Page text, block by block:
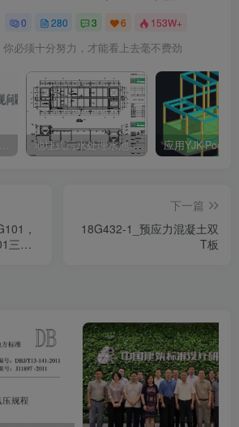
0 280 3 6 153W+
你必须十分努力，才能看上去毫不费劲
施工图设计及审查中强条与常见问题解析 地埋式污水处理水池结构设计思路及免费各类水池相关设计资料下载
，
三维
下一篇
18G432-1_预应力混凝土双
T板